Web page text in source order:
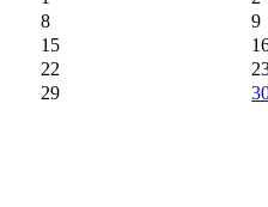
8
9
15
22
29